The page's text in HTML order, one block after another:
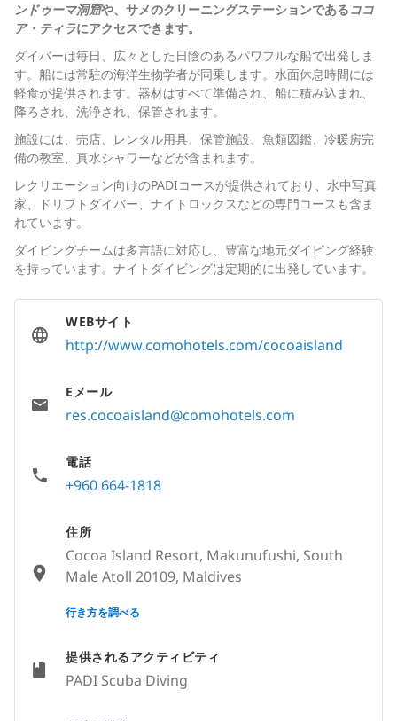
ンドゥーマ洞窟や、サメのクリーニングステーションであるココ
ア・ティラにアクセスできます。
ダイバーは毎日、広々とした日陰のあるパワフルな船で出発しま
す。船には常駐の海洋生物学者が同乗します。水面休息時間には
軽食が提供されます。器材はすべて準備され、船に積み込まれ、
降ろされ、洗浄され、保管されます。
施設には、売店、レンタル用具、保管施設、魚類図鑑、冷暖房完
備の教室、真水シャワーなどが含まれます。
レクリエーション向けのPADIコースが提供されており、水中写真
家、ドリフトダイバー、ナイトロックスなどの専門コースも含ま
れています。
ダイビングチームは多言語に対応し、豊富な地元ダイビング経験
を持っています。ナイトダイビングは定期的に出発しています。
提供されるアクティビティ
PADI Scuba Diving
WEBサイト
http://www.comohotels.com/cocoaisland
Eメール
res.cocoaisland@comohotels.com
電話
+960 664-1818
住所
Cocoa Island Resort, Makunufushi, South
Male Atoll 20109, Maldives
None
行き方を調べる